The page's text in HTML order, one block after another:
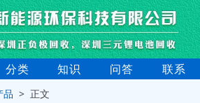
分类 知识 问答 联系
品 > 正文